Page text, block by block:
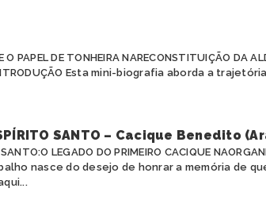
O PAPEL DE TONHEIRA NARECONSTITUIÇÃO DA
Esta mini-biografia aborda a
SANTO – Cacique Benedito
LEGADO DO PRIMEIRO CACIQUE
nasce do desejo de honrar a memória de